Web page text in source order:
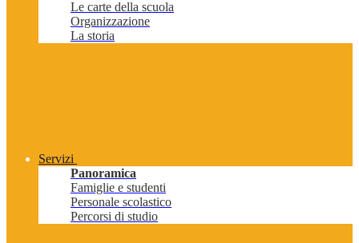
Le carte della scuola
Organizzazione
La storia
Servizi
Panoramica
Famiglie e studenti
Personale scolastico
Percorsi di studio